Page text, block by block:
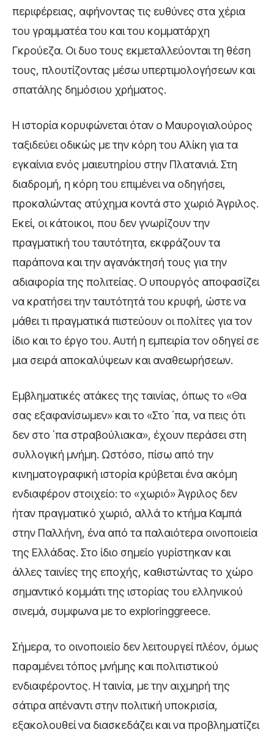
περιφέρειας, αφήνοντας τις ευθύνες στα χέρια
του γραμματέα του και του κομματάρχη
Γκρούεζα. Οι δυο τους εκμεταλλεύονται τη θέση
τους, πλουτίζοντας μέσω υπερτιμολογήσεων και
σπατάλης δημόσιου χρήματος.
Η ιστορία κορυφώνεται όταν ο Μαυρογιαλούρος
ταξιδεύει οδικώς με την κόρη του Αλίκη για τα
εγκαίνια ενός μαιευτηρίου στην Πλατανιά. Στη
διαδρομή, η κόρη του επιμένει να οδηγήσει,
προκαλώντας ατύχημα κοντά στο χωριό Άγριλος.
Εκεί, οι κάτοικοι, που δεν γνωρίζουν την
πραγματική του ταυτότητα, εκφράζουν τα
παράπονα και την αγανάκτησή τους για την
αδιαφορία της πολιτείας. Ο υπουργός αποφασίζει
να κρατήσει την ταυτότητά του κρυφή, ώστε να
μάθει τι πραγματικά πιστεύουν οι πολίτες για τον
ίδιο και το έργο του. Αυτή η εμπειρία τον οδηγεί σε
μια σειρά αποκαλύψεων και αναθεωρήσεων.
Εμβληματικές ατάκες της ταινίας, όπως το «Θα
σας εξαφανίσωμεν» και το «Στο ΄πα, να πεις ότι
δεν στο ΄πα στραβούλιακα», έχουν περάσει στη
συλλογική μνήμη. Ωστόσο, πίσω από την
κινηματογραφική ιστορία κρύβεται ένα ακόμη
ενδιαφέρον στοιχείο: το «χωριό» Άγριλος δεν
ήταν πραγματικό χωριό, αλλά το κτήμα Καμπά
στην Παλλήνη, ένα από τα παλαιότερα οινοποιεία
της Ελλάδας. Στο ίδιο σημείο γυρίστηκαν και
άλλες ταινίες της εποχής, καθιστώντας το χώρο
σημαντικό κομμάτι της ιστορίας του ελληνικού
σινεμά, συμφωνα με το exploringgreece.
Σήμερα, το οινοποιείο δεν λειτουργεί πλέον, όμως
παραμένει τόπος μνήμης και πολιτιστικού
ενδιαφέροντος. Η ταινία, με την αιχμηρή της
σάτιρα απέναντι στην πολιτική υποκρισία,
εξακολουθεί να διασκεδάζει και να προβληματίζει